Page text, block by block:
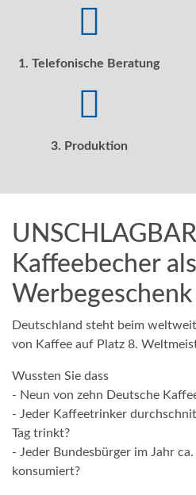
1. Telefonische Beratung
3. Produktion
Kaffeebecher als
Werbegeschenk
Deutschland steht beim
von Kaffee auf Platz 8.
Wussten Sie dass
- Neun von zehn Deutsche
- Jeder Kaffeetrinker
Tag trinkt?
- Jeder Bundesbürger im Jahr
konsumiert?